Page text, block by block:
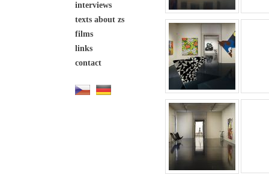
interviews
texts about zs
films
links
contact